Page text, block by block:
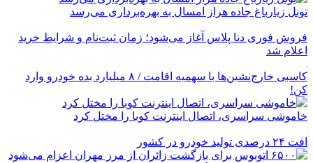
تونل زیارباغ جاده هراز امسال به بهره‌برداری می‌رسد
فروش فوری دنا پلاس آغاز می‌شود؛ زمان ثبت‌نام و شرایط خرید
اعلام شد
کاسبی خارج‌نشین‌ها با سهمیه اقامت / ۸ میلیارد بده خودرو وارد
کن!
خاموشی سراسری، اتصال اینترنت کوبا را مختل کرد
افت ۲۴ درصدی تولید خودرو در کشور